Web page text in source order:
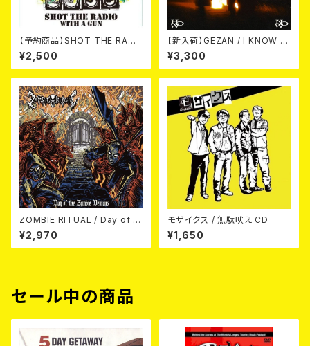
【予約商品】SHOT THE RADI
O WITH A GUN / SOUND RI
OT (CD)【8月８日発売】
¥2,500
【新入荷】GEZAN / I KNOW H
OW NOW (CD)
¥3,300
ZOMBIE RITUAL / Day of th
e Zombie Demons
¥2,970
モザイクス / 無駄吠え CD
¥1,650
セール中の商品